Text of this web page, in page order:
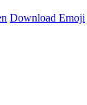
Download Emoji